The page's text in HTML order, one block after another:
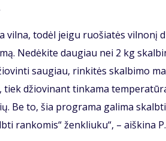
vilna, todėl jeigu ruošiatės vilnonį
Nedėkite daugiau nei 2 kg
saugiau, rinkitės skalbimo
tiek džiovinant tinkama
Be to, šia programa galima
rankomis“ ženkliuku“, – aiškina